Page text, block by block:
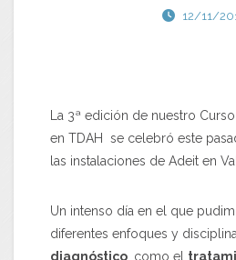
12/11/
La 3ª edición de nuestro
en TDAH se celebró este
las instalaciones de Adeit en
Un intenso día en el que
diferentes enfoques y
diagnóstico, como el